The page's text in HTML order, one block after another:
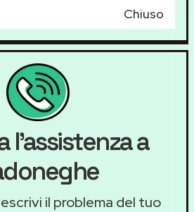
Chiuso
l'assistenza a
il problema del tuo